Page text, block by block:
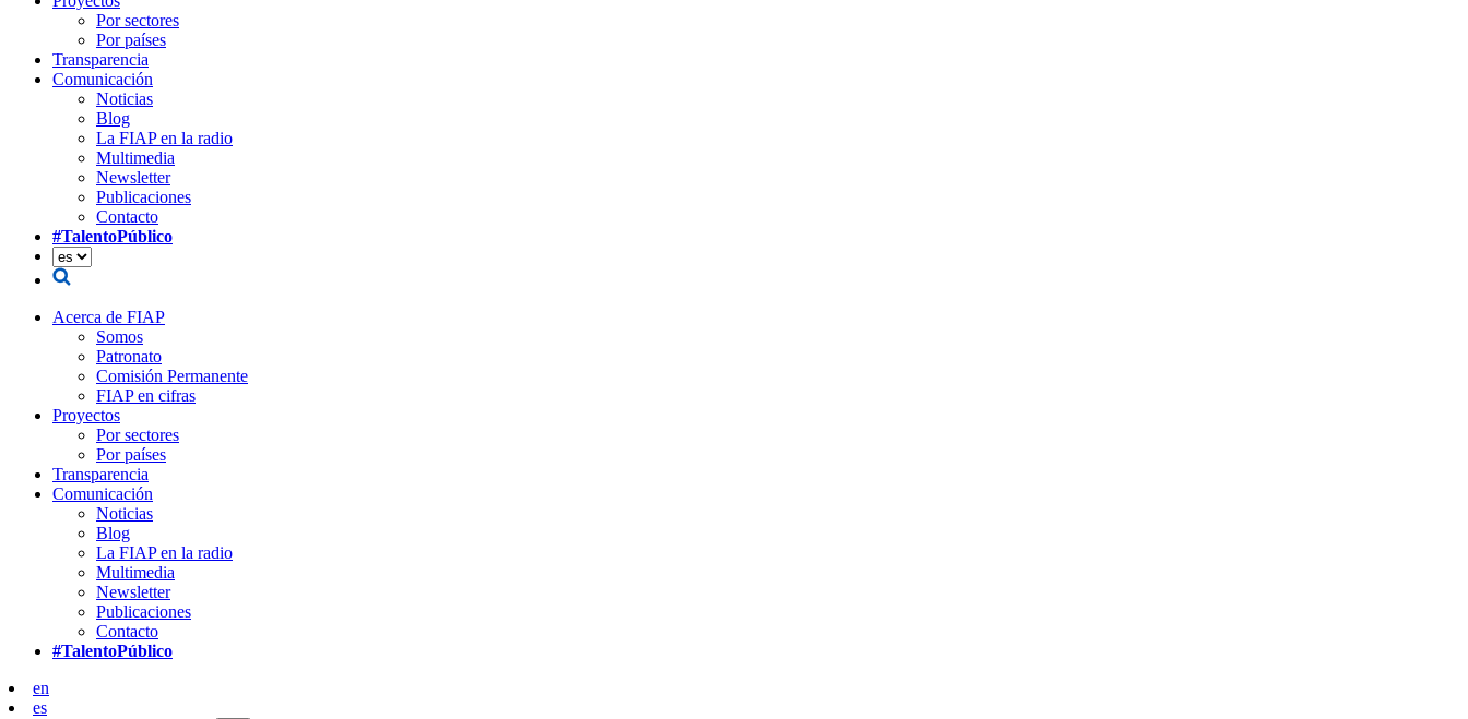
Por sectores
Por países
Transparencia
Comunicación
Noticias
Blog
La FIAP en la radio
Multimedia
Newsletter
Publicaciones
Contacto
#TalentoPúblico
Acerca de FIAP
Somos
Patronato
Comisión Permanente
FIAP en cifras
Proyectos
Por sectores
Por países
Transparencia
Comunicación
Noticias
Blog
La FIAP en la radio
Multimedia
Newsletter
Publicaciones
Contacto
#TalentoPúblico
en
es